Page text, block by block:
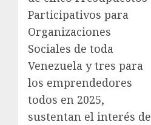
Participativos para
Organizaciones
Sociales de toda
Venezuela y tres para
los emprendedores
todos en 2025,
sustentan el interés de